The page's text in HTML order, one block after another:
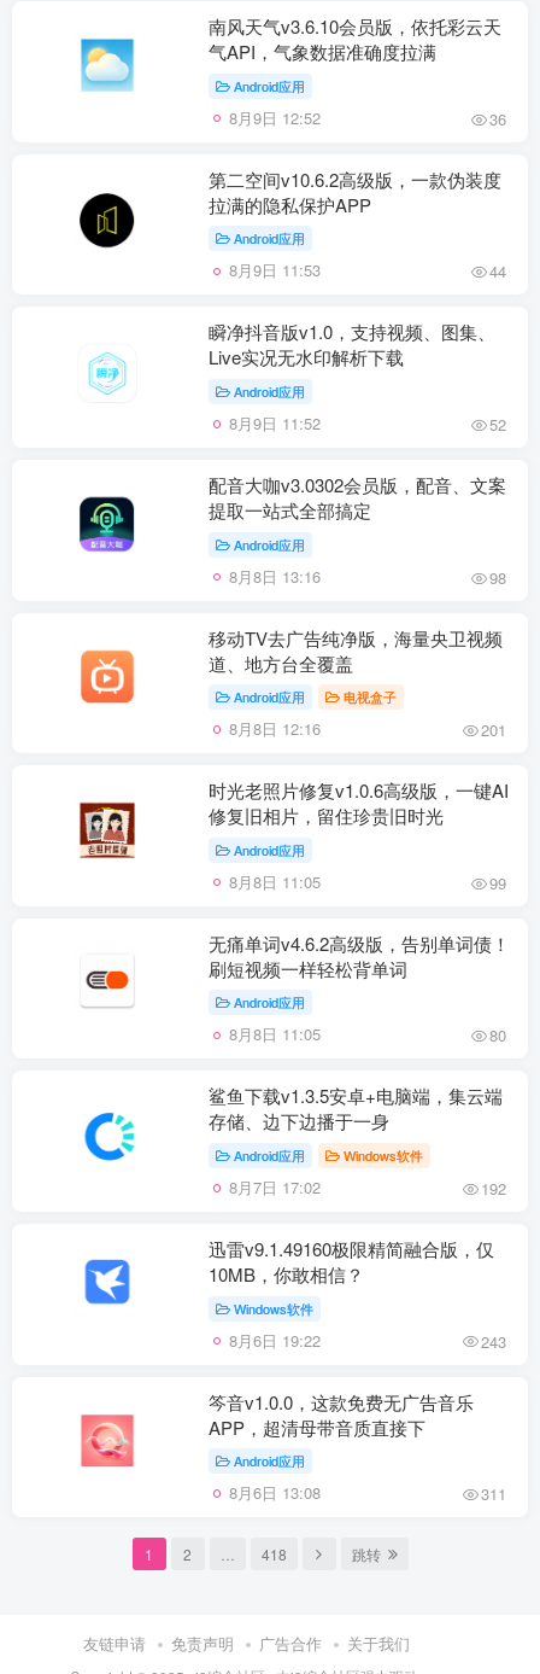
南风天气v3.6.10会员版，依托彩云天
气API，气象数据准确度拉满
Android应用
8月9日 12:52 36
第二空间v10.6.2高级版，一款伪装度
拉满的隐私保护APP
Android应用
8月9日 11:53 44
瞬净抖音版v1.0，支持视频、图集、
Live实况无水印解析下载
Android应用
8月9日 11:52 52
配音大咖v3.0302会员版，配音、文案
提取一站式全部搞定
Android应用
8月8日 13:16 98
移动TV去广告纯净版，海量央卫视频
道、地方台全覆盖
Android应用 电视盒子
8月8日 12:16 201
时光老照片修复v1.0.6高级版，一键AI
修复旧相片，留住珍贵旧时光
Android应用
8月8日 11:05 99
无痛单词v4.6.2高级版，告别单词债！
刷短视频一样轻松背单词
Android应用
8月8日 11:05 80
鲨鱼下载v1.3.5安卓+电脑端，集云端
存储、边下边播于一身
Android应用 Windows软件
8月7日 17:02 192
迅雷v9.1.49160极限精简融合版，仅
10MB，你敢相信？
Windows软件
8月6日 19:22 243
笒音v1.0.0，这款免费无广告音乐
APP，超清母带音质直接下
Android应用
8月6日 13:08 311
1 2 418 跳转
友链申请 免责声明 广告合作 关于我们